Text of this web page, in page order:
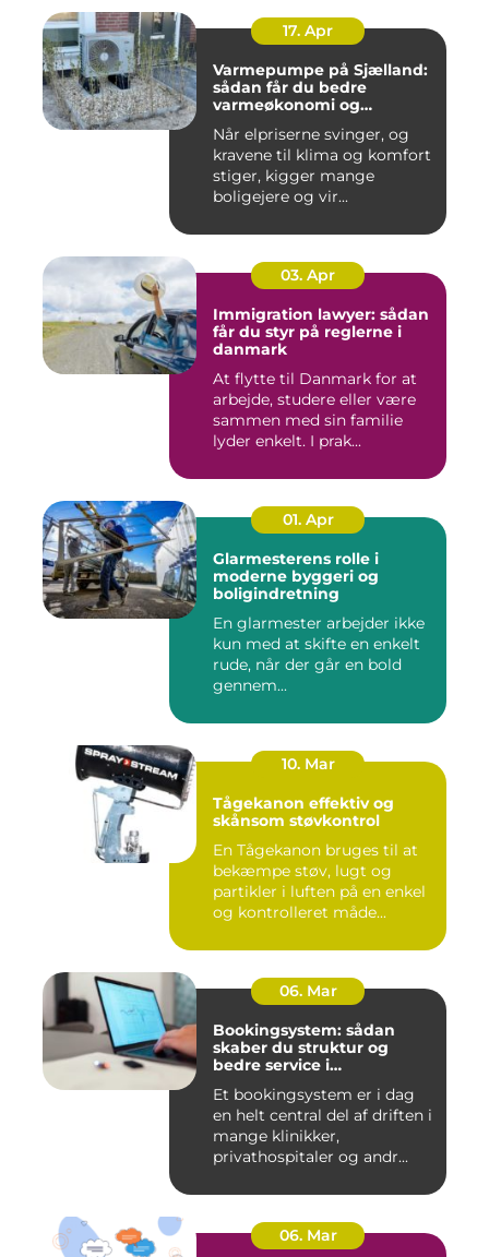
17. Apr
Varmepumpe på Sjælland:
sådan får du bedre
varmeøkonomi og
Når elpriserne svinger, og
kravene til klima og komfort
stiger, kigger mange
boligejere og vir...
03. Apr
Immigration lawyer: sådan
får du styr på reglerne i
danmark
At flytte til Danmark for at
arbejde, studere eller være
sammen med sin familie
lyder enkelt. I prak...
01. Apr
Glarmesterens rolle i
moderne byggeri og
boligindretning
En glarmester arbejder ikke
kun med at skifte en enkelt
rude, når der går en bold
gennem...
10. Mar
Tågekanon effektiv og
skånsom støvkontrol
En Tågekanon bruges til at
bekæmpe støv, lugt og
partikler i luften på en enkel
og kontrolleret måde...
06. Mar
Bookingsystem: sådan
skaber du struktur og
bedre service i
Et bookingsystem er i dag
en helt central del af driften i
mange klinikker,
privathospitaler og andr...
06. Mar